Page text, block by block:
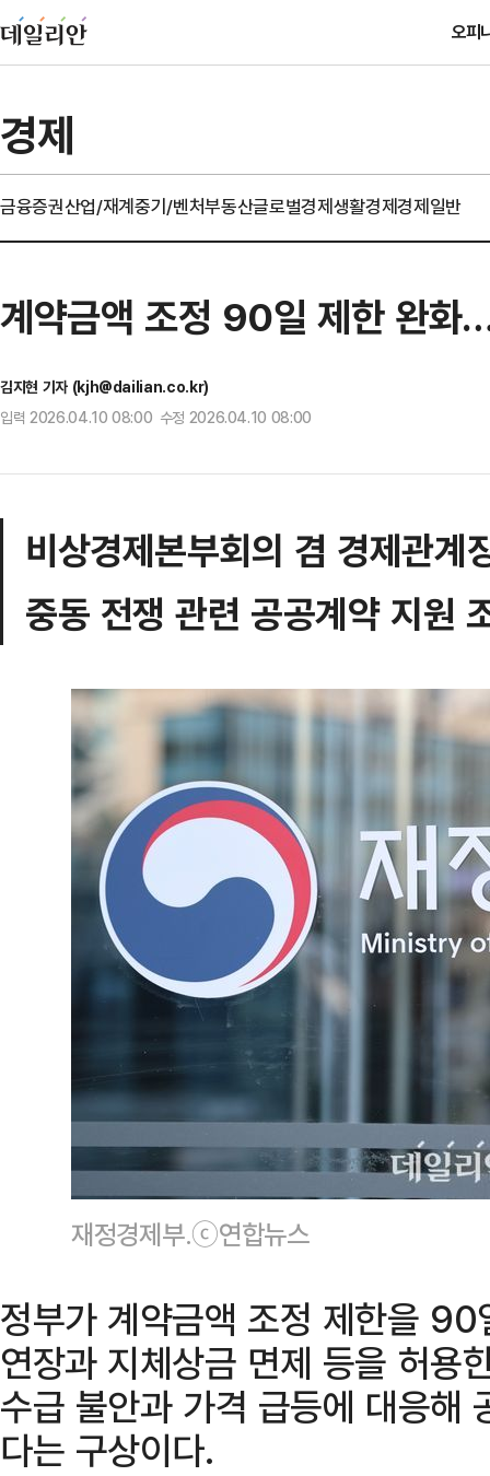
오피
경제
금융증권산업/재계중기/벤처부동산글로벌경제생활경제경제일반
계약금액 조정 90일 제한 완화
김지현 기자 (kjh@dailian.co.kr)
입력 2026.04.10 08:00 수정 2026.04.10 08:00
비상경제본부회의 겸 경제관계
중동 전쟁 관련 공공계약 지원
재정경제부.ⓒ연합뉴스
정부가 계약금액 조정 제한을
연장과 지체상금 면제 등을 허용
수급 불안과 가격 급등에 대응해
다는 구상이다.